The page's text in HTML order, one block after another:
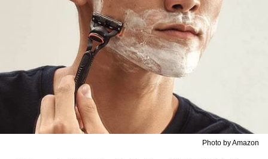
Photo by Amazon